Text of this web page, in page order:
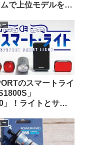
で上位モデルを下
ー
のスマートライ
」
」！ライトとサイ
、新しい扉が開く
ー